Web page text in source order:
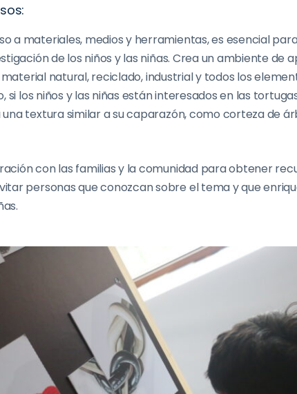
a materiales, medios y herramientas, es esencial
de los niños y las niñas. Crea un ambiente de
natural, reciclado, industrial y todos los
si los niños y las niñas están interesados en las
textura similar a su caparazón, como corteza de
con las familias y la comunidad para obtener
personas que conozcan sobre el tema y que